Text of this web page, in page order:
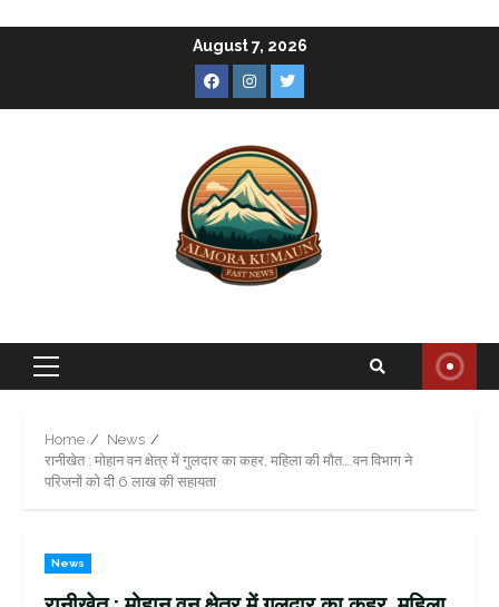
August 7, 2026
Facebook
Instagram
Twitter
Primary
Home
News
रानीखेत : मोहान वन क्षेत्र में गुलदार का कहर, महिला की मौत….वन विभाग ने
परिजनों को दी 6 लाख की सहायता
News